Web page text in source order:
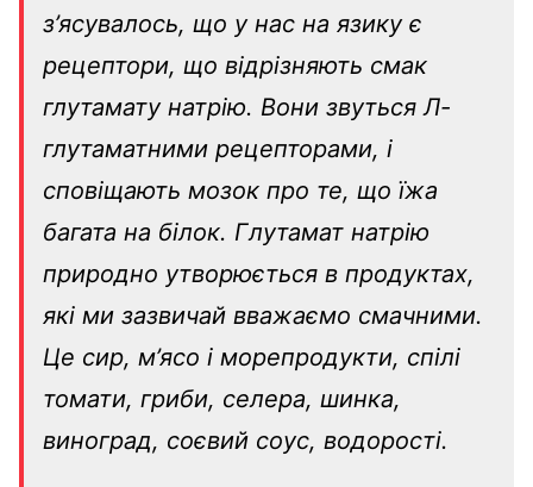
з’ясувалось, що у нас на язику є
рецептори, що відрізняють смак
глутамату натрію. Вони звуться Л-
глутаматними рецепторами, і
сповіщають мозок про те, що їжа
багата на білок. Глутамат натрію
природно утворюється в продуктах,
які ми зазвичай вважаємо смачними.
Це сир, м’ясо і морепродукти, спілі
томати, гриби, селера, шинка,
виноград, соєвий соус, водорості.